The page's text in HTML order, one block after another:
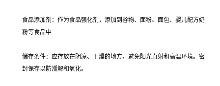
食品添加剂：作为食品强化剂，添加到谷物、面粉、面包、婴儿配方奶
粉等食品中
储存条件：应存放在阴凉、干燥的地方，避免阳光直射和高温环境。密
封保存以防潮解和氧化。